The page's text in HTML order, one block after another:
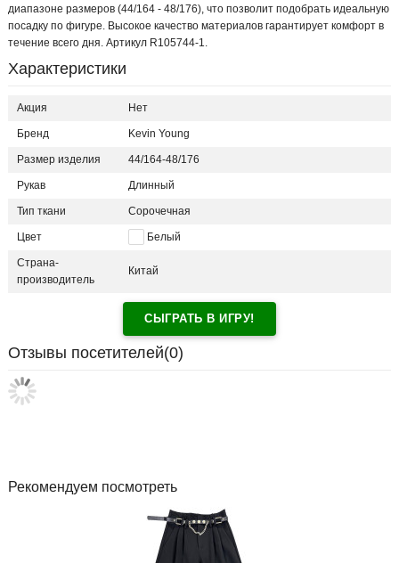
диапазоне размеров (44/164 - 48/176), что позволит подобрать идеальную
посадку по фигуре. Высокое качество материалов гарантирует комфорт в
течение всего дня. Артикул R105744-1.
Характеристики
Акция Нет
Бренд Kevin Young
Размер изделия 44/164-48/176
Рукав Длинный
Тип ткани Сорочечная
Цвет Белый
Страна-
производитель
Китай
СЫГРАТЬ В ИГРУ!
Отзывы посетителей(0)
Рекомендуем посмотреть